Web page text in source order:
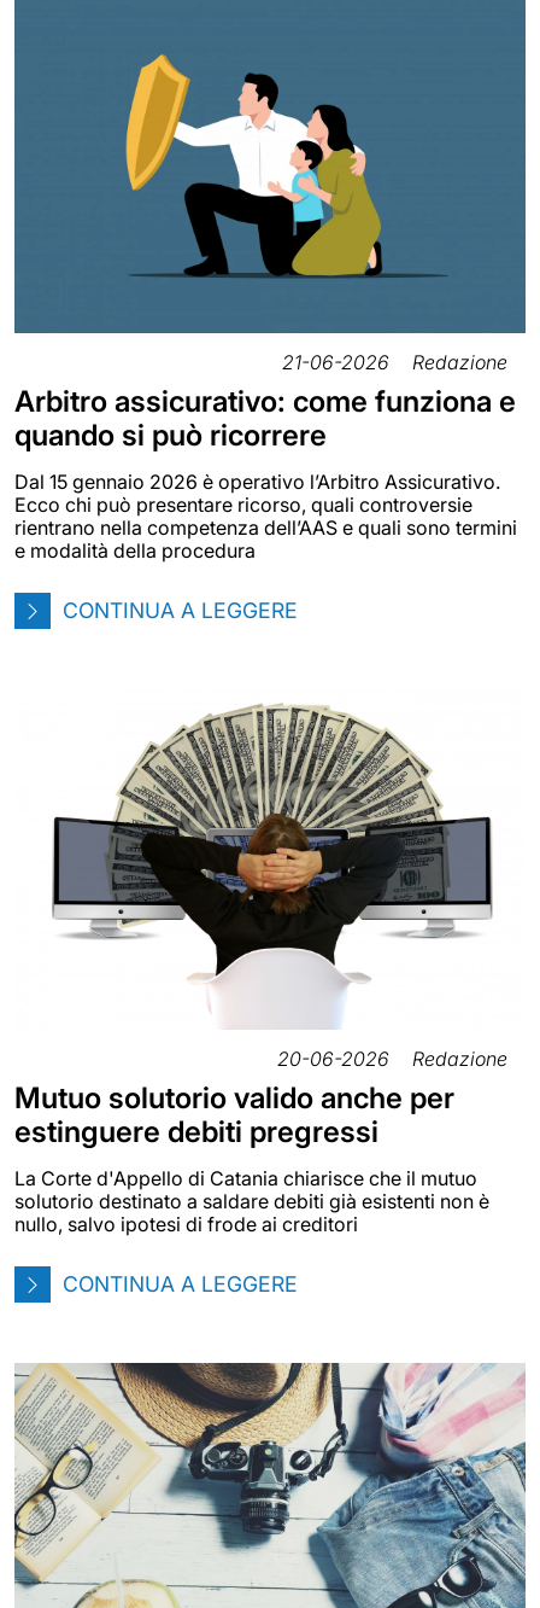
21-06-2026 Redazione
Arbitro assicurativo: come funziona e
quando si può ricorrere
Dal 15 gennaio 2026 è operativo l’Arbitro Assicurativo.
Ecco chi può presentare ricorso, quali controversie
rientrano nella competenza dell’AAS e quali sono termini
e modalità della procedura
CONTINUA A LEGGERE
20-06-2026 Redazione
Mutuo solutorio valido anche per
estinguere debiti pregressi
La Corte d'Appello di Catania chiarisce che il mutuo
solutorio destinato a saldare debiti già esistenti non è
nullo, salvo ipotesi di frode ai creditori
CONTINUA A LEGGERE